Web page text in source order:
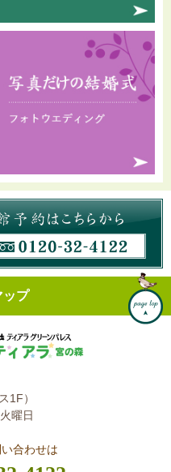
ップ
1F）
曜日
合わせは